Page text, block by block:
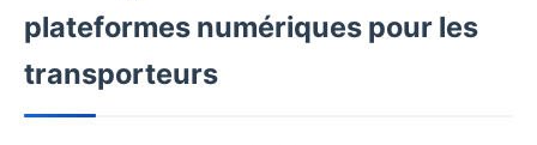
plateformes numériques pour les
transporteurs